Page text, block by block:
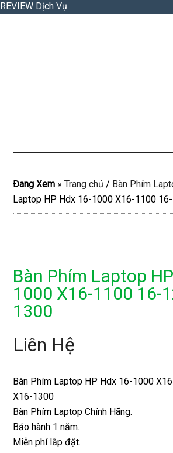
REVIEW Dịch Vụ
Đang Xem »Trang chủ / Bàn Phím
Laptop HP Hdx 16-1000 X16-1100
Bàn Phím Laptop
1000 X16-1100 16-
1300
Liên Hệ
Bàn Phím Laptop HP Hdx 16-1000
X16-1300
Bàn Phím Laptop Chính Hãng.
Bảo hành 1 năm.
Miễn phí lắp đặt.